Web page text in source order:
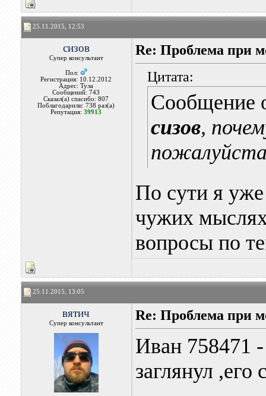
25.11.2015, 12:53
сизов
Супер консультант
Пол:
Регистрация: 10.12.2012
Адрес: Тула
Сообщений: 743
Сказал(а) спасибо: 807
Поблагодарили: 738 раз(а)
Репутация:39913
Re: Проблема при
Цитата:
Сообщение
сизов,
По сути я уже
чужих
вопросы по
25.11.2015, 13:05
вятич
Супер консультант
Re: Проблема при
Иван 758471
заглянул ,его